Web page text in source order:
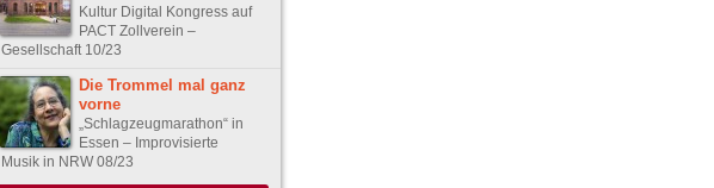
Kultur Digital Kongress auf
PACT Zollverein –
Gesellschaft 10/23
Die Trommel mal ganz
vorne
„Schlagzeugmarathon“ in
Essen – Improvisierte
Musik in NRW 08/23